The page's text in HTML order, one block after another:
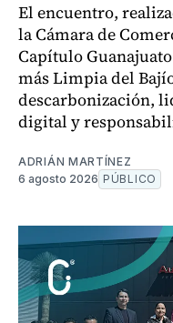
El encuentro,
la Cámara de
Capítulo
más Limpia del
descarbonización,
digital y
ADRIÁN MARTÍNEZ
6 agosto 2026 PÚBLICO